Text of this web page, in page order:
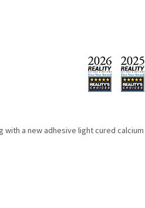
with a new adhesive light cured